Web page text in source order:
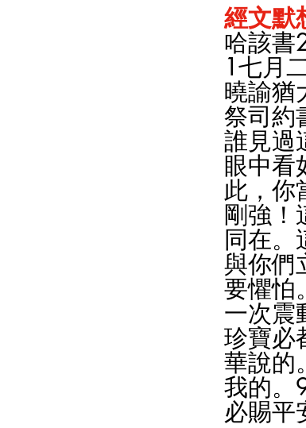
經文默
哈該書
1七月
曉諭猶
祭司約
誰見過
眼中看
此，你
剛強！
同在。
與你們
要懼怕
一次震
珍寶必
華說的
我的。
必賜平